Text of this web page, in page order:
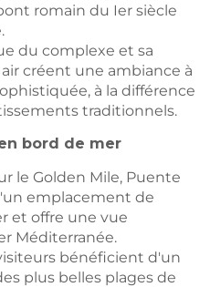
romain du Ier siècle
du complexe et sa
créent une ambiance à
à la différence
traditionnels.
bord de mer
le Golden Mile, Puente
emplacement de
et offre une vue
Méditerranée.
bénéficient d'un
plus belles plages de